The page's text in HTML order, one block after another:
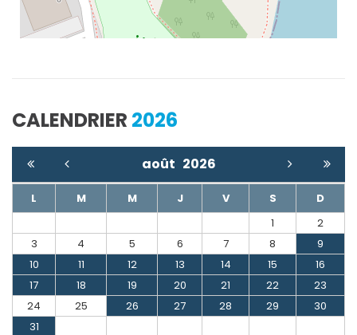
CALENDRIER 2026
août 2026
L M M J V S
D
1
2
3
4 5 6 7 8
9
10
11 12 13 14 15
16
17
18 19 20 21 22
23
24
25 26 27 28 29
30
31